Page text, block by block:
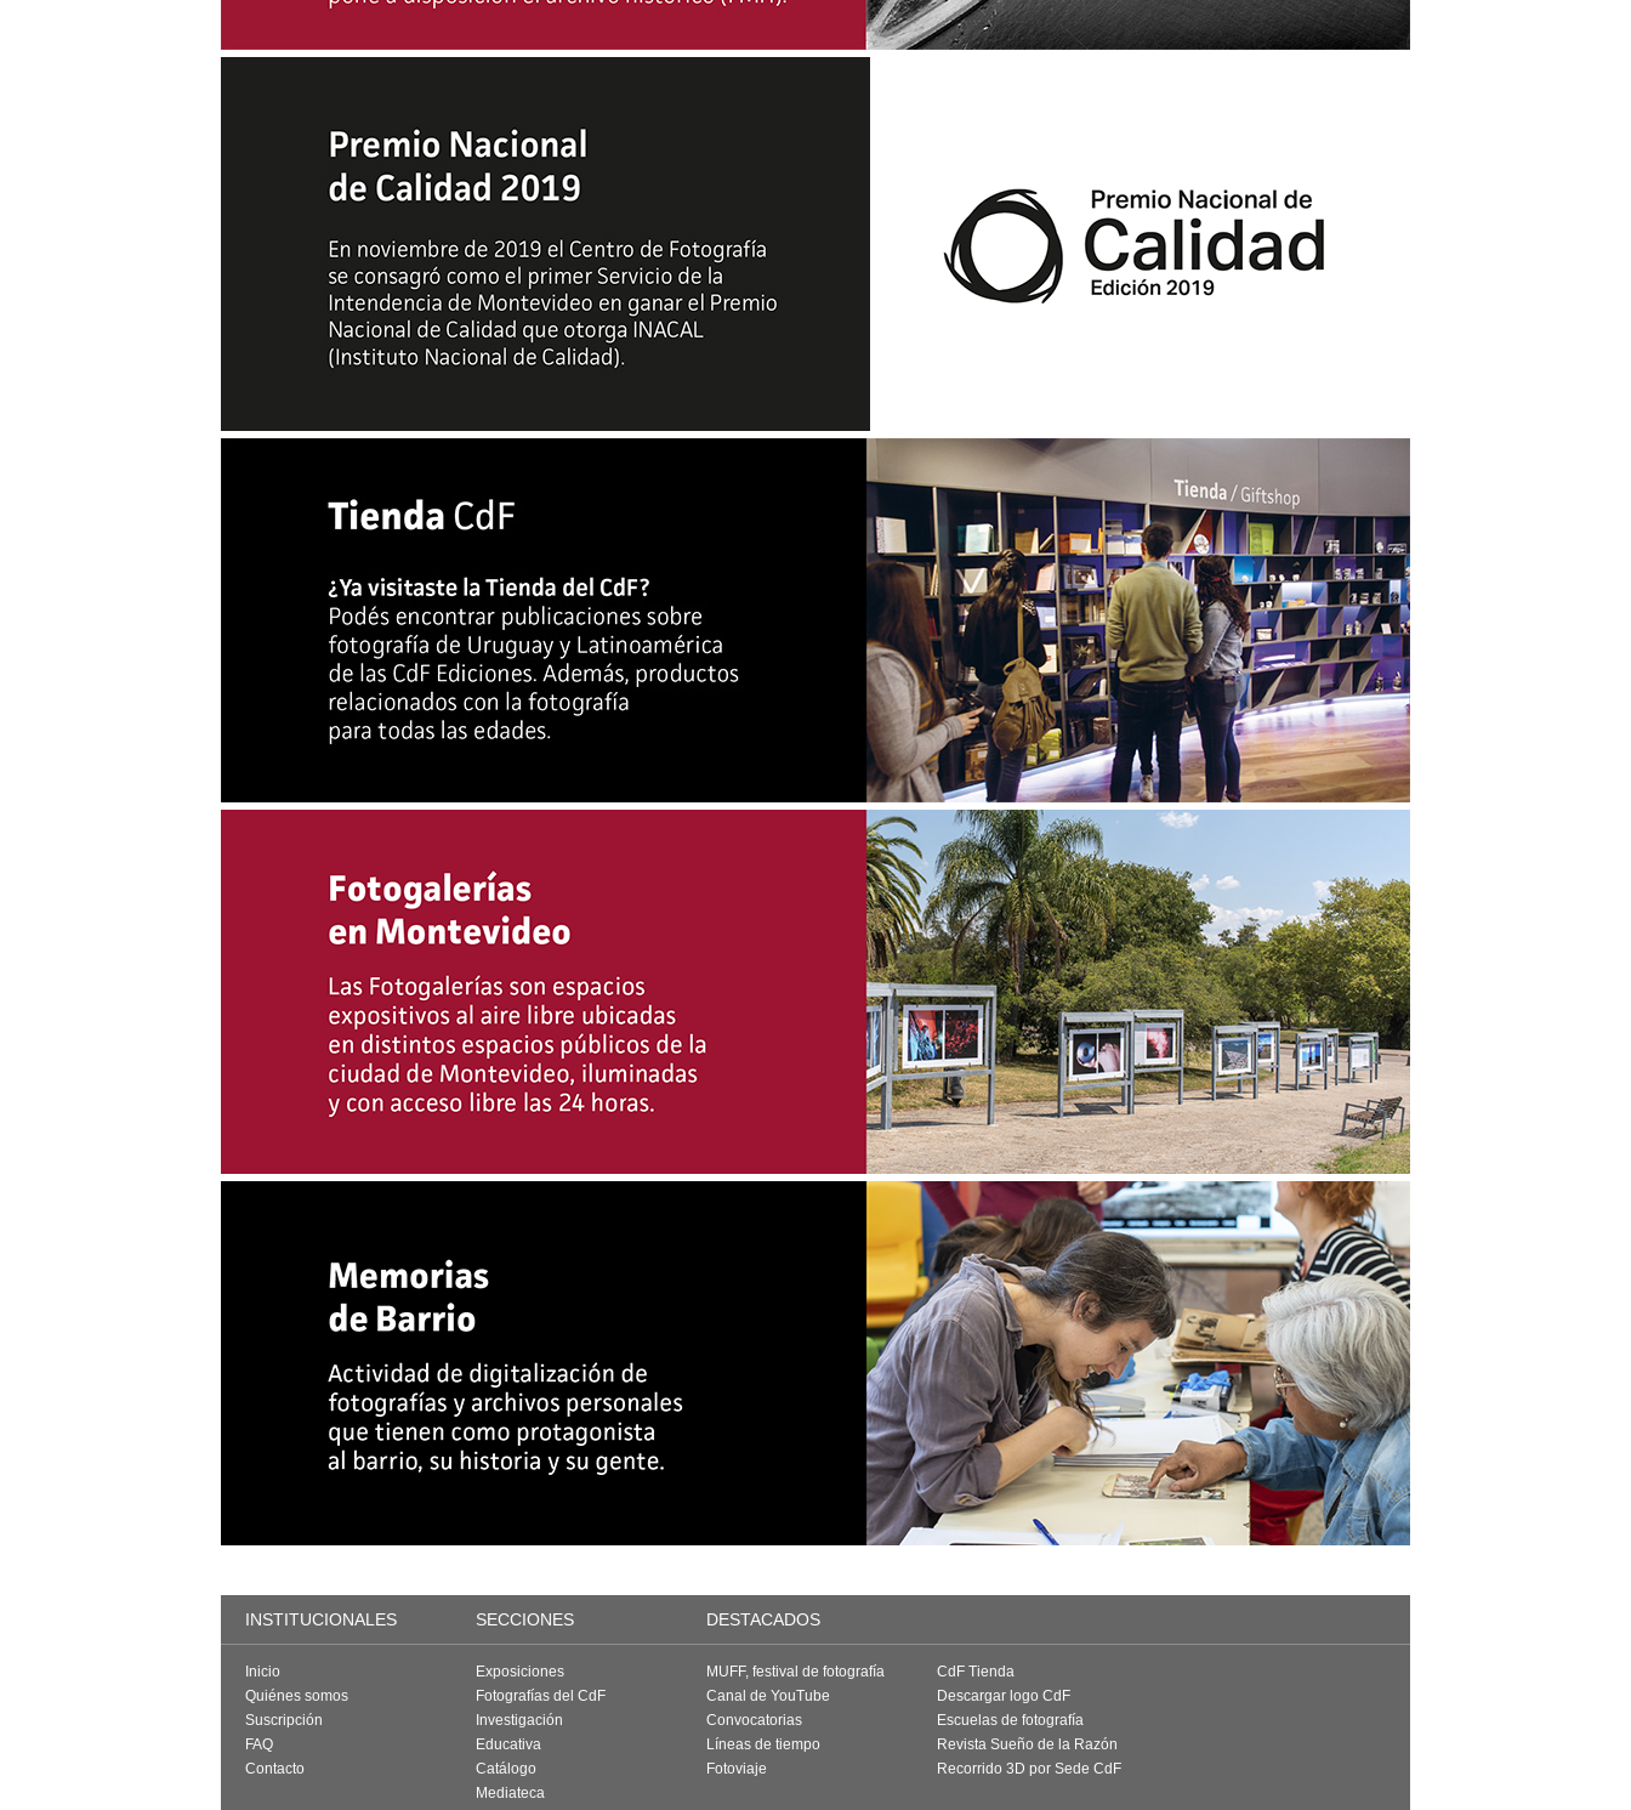
INSTITUCIONALES SECCIONES DESTACADOS
Inicio
Quiénes somos
Suscripción
FAQ
Contacto
Exposiciones
Fotografías del CdF
Investigación
Educativa
Catálogo
Mediateca
MUFF, festival de fotografía
Canal de YouTube
Convocatorias
Líneas de tiempo
Fotoviaje
CdF Tienda
Descargar logo CdF
Escuelas de fotografía
Revista Sueño de la Razón
Recorrido 3D por Sede CdF